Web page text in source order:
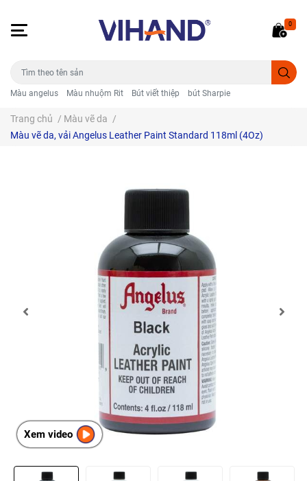
Màu angelus Màu nhuộm Rit Bút viết thiệp bút Sharpie
0
Trang chủ / Màu vẽ da /
Màu vẽ da, vải Angelus Leather Paint Standard 118ml (4Oz)
Xem video